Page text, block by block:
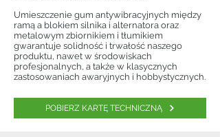
Umieszczenie gum antywibracyjnych między
ramą a blokiem silnika i alternatora oraz
metalowym zbiornikiem i tłumikiem
gwarantuje solidność i trwałość naszego
produktu, nawet w środowiskach
profesjonalnych, a także w klasycznych
zastosowaniach awaryjnych i hobbystycznych.
POBIERZ KARTĘ TECHNICZNĄ